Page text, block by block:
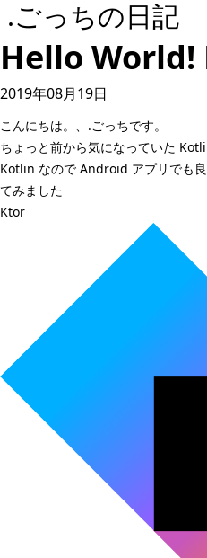
.ごっちの日記
Hello
2019年08月19日
こんにちは。、.ごっちです。
ちょっと前から気になっていた
Kotlin なので Android アプリでも
てみました
Ktor